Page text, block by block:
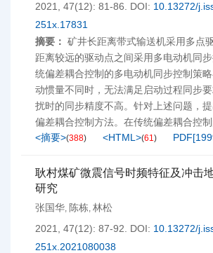
2021, 47(12): 81-86.
DOI: 10.13272/
251x.17831
摘要： 矿井长距离带式输送机采用多点
距离较远的驱动点之间采用多电动机同
统偏差耦合控制的多电动机同步控制策
动惯量不同时，无法满足启动过程同步
扰时的同步精度不高。针对上述问题，
偏差耦合控制方法。在传统偏差耦合控制
<摘要>(388) <HTML>(61) PDF[
耿村煤矿微震信号时频特征及冲击
研究
张国华, 陈栋, 林松
2021, 47(12): 87-92.
DOI: 10.13272/
251x.2021080038